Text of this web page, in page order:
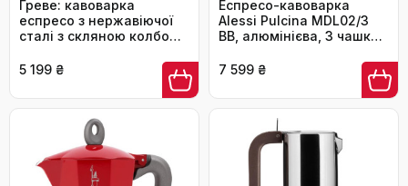
Греве: кавоварка
еспресо з нержавіючої
сталі з скляною колбою,
звичайних плит,
придатна для миття в
посудомийній машині, на
4 чашки (240 мл)
5 199 ₴
Еспресо-кавоварка
Alessi Pulcina MDL02/3
BB, алюмінієва, 3 чашки,
ручкою та кнопкою з
7 599 ₴